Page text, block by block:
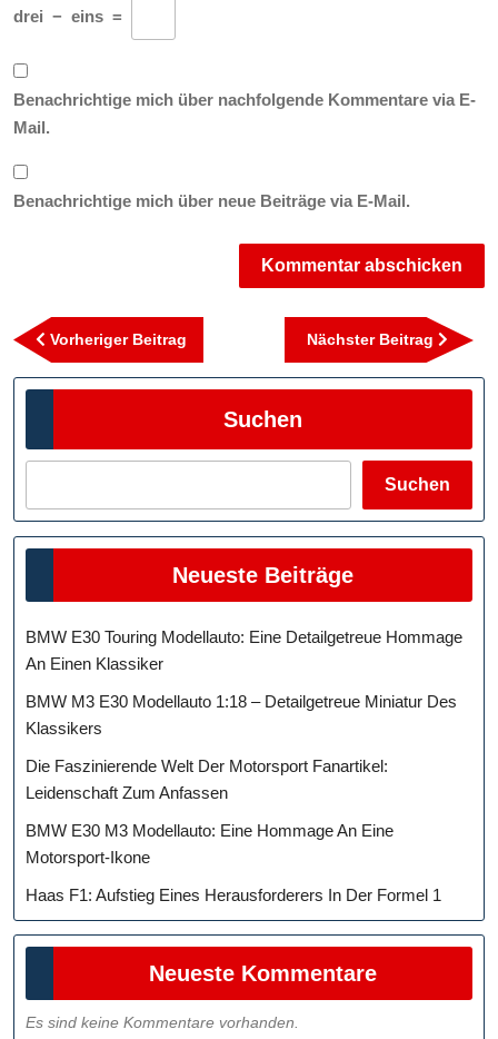
drei − eins =
Benachrichtige mich über nachfolgende Kommentare via E-
Mail.
Benachrichtige mich über neue Beiträge via E-Mail.
Beitragsnavigation
Vorheriger Beitrag
Beitrag
Nächster Beitrag
Suchen
Suchen
Neueste Beiträge
BMW E30 Touring Modellauto: Eine Detailgetreue Hommage
An Einen Klassiker
BMW M3 E30 Modellauto 1:18 – Detailgetreue Miniatur Des
Klassikers
Die Faszinierende Welt Der Motorsport Fanartikel:
Leidenschaft Zum Anfassen
BMW E30 M3 Modellauto: Eine Hommage An Eine
Motorsport-Ikone
Haas F1: Aufstieg Eines Herausforderers In Der Formel 1
Neueste Kommentare
Es sind keine Kommentare vorhanden.